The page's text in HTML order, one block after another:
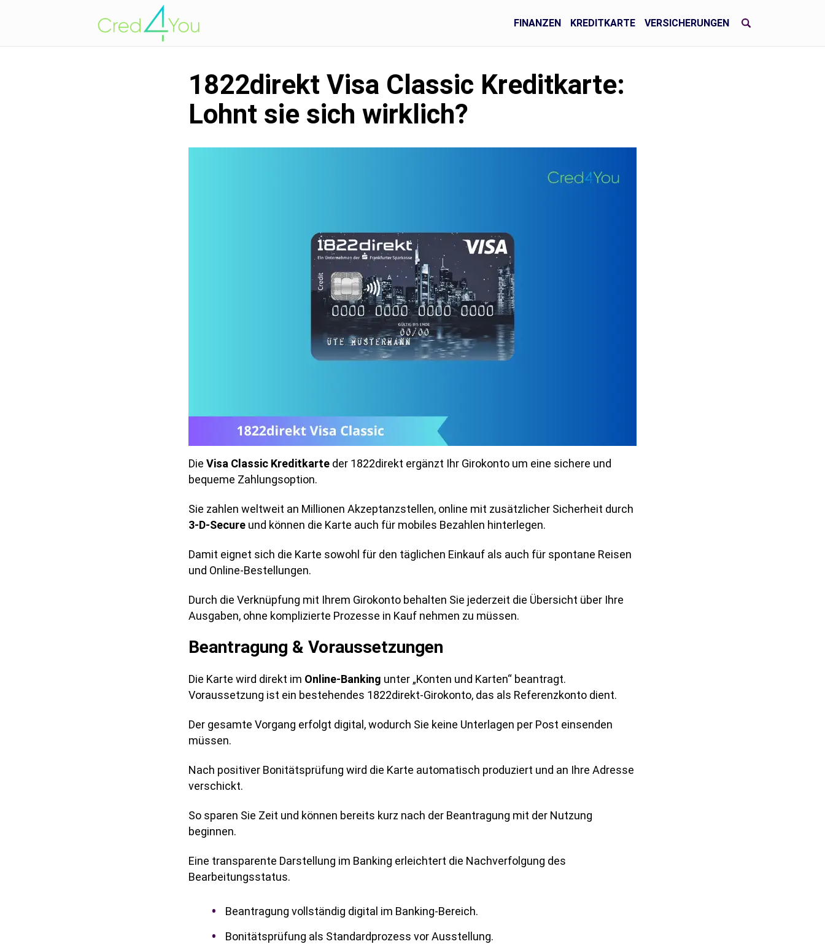
FINANZEN KREDITKARTE VERSICHERUNGEN
1822direkt Visa Classic Kreditkarte:
Lohnt sie sich wirklich?
Die Visa Classic Kreditkarte der 1822direkt ergänzt Ihr Girokonto um eine sichere und
bequeme Zahlungsoption.
Sie zahlen weltweit an Millionen Akzeptanzstellen, online mit zusätzlicher Sicherheit durch
3-D-Secure und können die Karte auch für mobiles Bezahlen hinterlegen.
Damit eignet sich die Karte sowohl für den täglichen Einkauf als auch für spontane Reisen
und Online-Bestellungen.
Durch die Verknüpfung mit Ihrem Girokonto behalten Sie jederzeit die Übersicht über Ihre
Ausgaben, ohne komplizierte Prozesse in Kauf nehmen zu müssen.
Beantragung & Voraussetzungen
Die Karte wird direkt im Online-Banking unter „Konten und Karten“ beantragt.
Voraussetzung ist ein bestehendes 1822direkt-Girokonto, das als Referenzkonto dient.
Der gesamte Vorgang erfolgt digital, wodurch Sie keine Unterlagen per Post einsenden
müssen.
Nach positiver Bonitätsprüfung wird die Karte automatisch produziert und an Ihre Adresse
verschickt.
So sparen Sie Zeit und können bereits kurz nach der Beantragung mit der Nutzung
beginnen.
Eine transparente Darstellung im Banking erleichtert die Nachverfolgung des
Bearbeitungsstatus.
Beantragung vollständig digital im Banking-Bereich.
Bonitätsprüfung als Standardprozess vor Ausstellung.